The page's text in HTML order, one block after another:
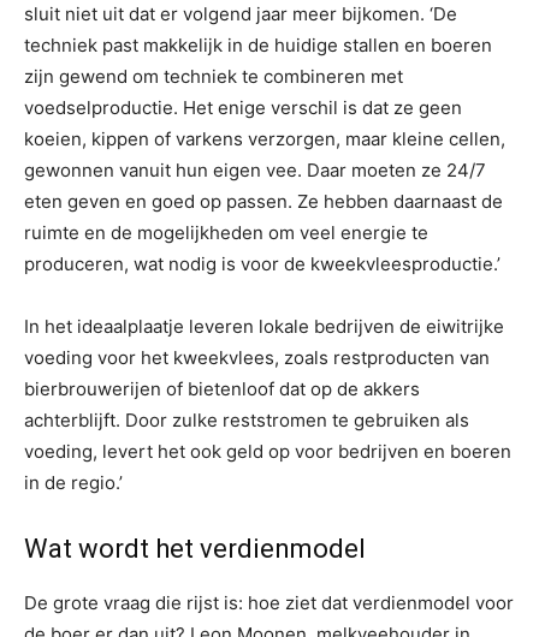
sluit niet uit dat er volgend jaar meer bijkomen. ‘De
techniek past makkelijk in de huidige stallen en boeren
zijn gewend om techniek te combineren met
voedselproductie. Het enige verschil is dat ze geen
koeien, kippen of varkens verzorgen, maar kleine cellen,
gewonnen vanuit hun eigen vee. Daar moeten ze 24/7
eten geven en goed op passen. Ze hebben daarnaast de
ruimte en de mogelijkheden om veel energie te
produceren, wat nodig is voor de kweekvleesproductie.’
In het ideaalplaatje leveren lokale bedrijven de eiwitrijke
voeding voor het kweekvlees, zoals restproducten van
bierbrouwerijen of bietenloof dat op de akkers
achterblijft. Door zulke reststromen te gebruiken als
voeding, levert het ook geld op voor bedrijven en boeren
in de regio.’
Wat wordt het verdienmodel
De grote vraag die rijst is: hoe ziet dat verdienmodel voor